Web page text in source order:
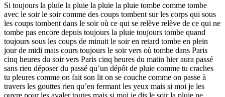
Si toujours la pluie la pluie la pluie la pluie tombe comme tombe
avec le soir le soir comme des coups tombent sur les corps qui sous
les coups tombent dans le soir où ce qui se relève relève de ce qui ne
tombe pas encore depuis toujours la pluie toujours tombe quand
toujours sous les coups de minuit le soir en retard tombe en plein
jour de midi mais cours toujours le soir vers où tombe dans Paris
cinq heures du soir vers Paris cinq heures du matin hier aura passé
sans rien déposer du passé qu’un dépôt de pluie comme tu craches
tu pleures comme on fait son lit on se couche comme on passe à
travers les gouttes rien qu’en fermant les yeux mais si moi je les
ouvre pour les avaler toutes mais si moi je dis le soir la pluie ne